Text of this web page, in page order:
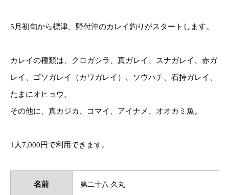
5月初旬から標津、野付沖のカレイ釣りがスタートします。
カレイの種類は、クロガシラ、真ガレイ、スナガレイ、赤ガ
レイ、ゴソガレイ（カワガレイ）、ソウハチ、石持ガレイ、
たまにオヒョウ。
その他に、真カジカ、コマイ、アイナメ、オオカミ魚。
1人7,000円で利用できます。
名前 第二十八 久丸